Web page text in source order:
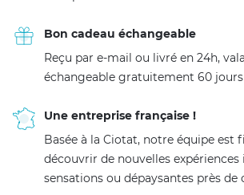
Bon cadeau échangeable
Reçu par e-mail ou livré en 24h,
échangeable gratuitement 60 jours
Une entreprise française !
Basée à la Ciotat, notre équipe est
découvrir de nouvelles expériences
sensations ou dépaysantes près de